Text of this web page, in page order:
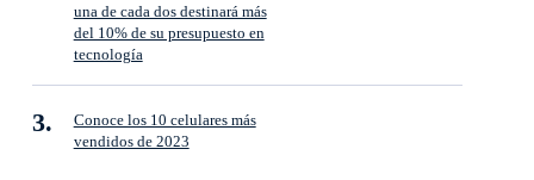
una de cada dos destinará más
del 10% de su presupuesto en
tecnología
Conoce los 10 celulares más
vendidos de 2023